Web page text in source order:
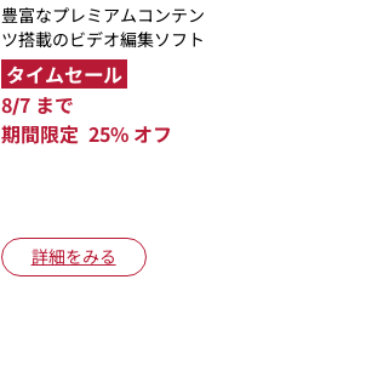
豊富なプレミアムコンテン
ツ搭載のビデオ編集ソフト
タイムセール
8/7 まで
期間限定 25% オフ
詳細をみる